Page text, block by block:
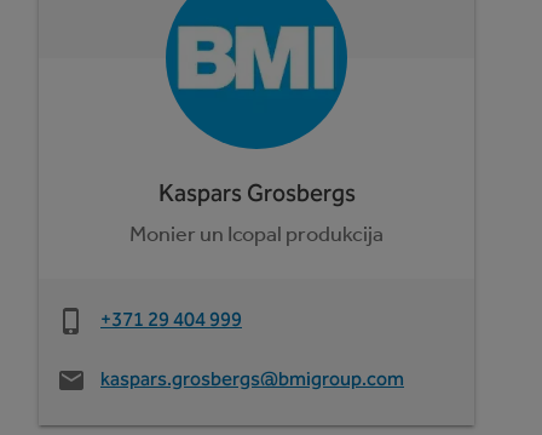
Kaspars Grosbergs
Monier un Icopal produkcija
+371 29 404 999
kaspars.grosbergs@bmigroup.com